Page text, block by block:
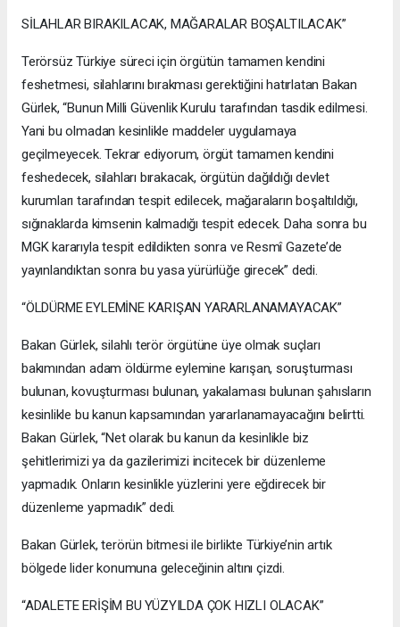
SİLAHLAR BIRAKILACAK, MAĞARALAR BOŞALTILACAK”
Terörsüz Türkiye süreci için örgütün tamamen kendini
feshetmesi, silahlarını bırakması gerektiğini hatırlatan Bakan
Gürlek, “Bunun Milli Güvenlik Kurulu tarafından tasdik edilmesi.
Yani bu olmadan kesinlikle maddeler uygulamaya
geçilmeyecek. Tekrar ediyorum, örgüt tamamen kendini
feshedecek, silahları bırakacak, örgütün dağıldığı devlet
kurumları tarafından tespit edilecek, mağaraların boşaltıldığı,
sığınaklarda kimsenin kalmadığı tespit edecek. Daha sonra bu
MGK kararıyla tespit edildikten sonra ve Resmî Gazete’de
yayınlandıktan sonra bu yasa yürürlüğe girecek” dedi.
“ÖLDÜRME EYLEMİNE KARIŞAN YARARLANAMAYACAK”
Bakan Gürlek, silahlı terör örgütüne üye olmak suçları
bakımından adam öldürme eylemine karışan, soruşturması
bulunan, kovuşturması bulunan, yakalaması bulunan şahısların
kesinlikle bu kanun kapsamından yararlanamayacağını belirtti.
Bakan Gürlek, “Net olarak bu kanun da kesinlikle biz
şehitlerimizi ya da gazilerimizi incitecek bir düzenleme
yapmadık. Onların kesinlikle yüzlerini yere eğdirecek bir
düzenleme yapmadık” dedi.
Bakan Gürlek, terörün bitmesi ile birlikte Türkiye’nin artık
bölgede lider konumuna geleceğinin altını çizdi.
“ADALETE ERİŞİM BU YÜZYILDA ÇOK HIZLI OLACAK”